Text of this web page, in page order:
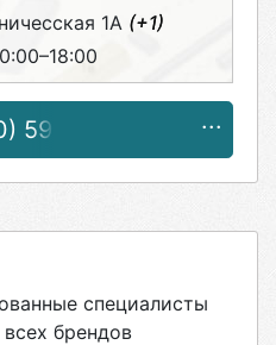
1А (+1)
591-14-11
специалисты
брендов